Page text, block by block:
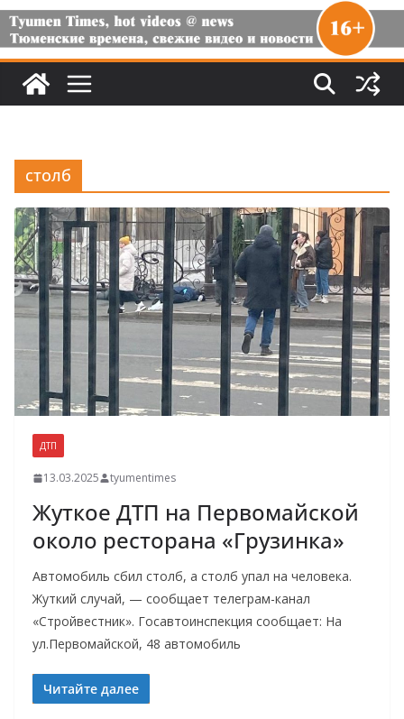
столб
ДТП
13.03.2025 tyumentimes
Жуткое ДТП на Первомайской
около ресторана «Грузинка»
Автомобиль сбил столб, а столб упал на человека.
Жуткий случай, — сообщает телеграм-канал
«Стройвестник». Госавтоинспекция сообщает: На
ул.Первомайской, 48 автомобиль
Читайте далее